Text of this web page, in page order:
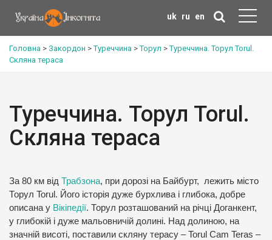
uk ru en
Головна > Закордон >Туреччина >Торул >Туреччина. Торул Torul.
Скляна тераса
Туреччина. Торул Torul.
Скляна тераса
За 80 км від Трабзона, при дорозі на Байбурт, лежить місто
Торул Torul. Його історія дуже бурхлива і глибока, добре
описана у Вікіпедії. Торул розташований на річці Доганкент,
у глибокій і дуже мальовничій долині. Над долиною, на
значній висоті, поставили скляну терасу – Torul Cam Teras –